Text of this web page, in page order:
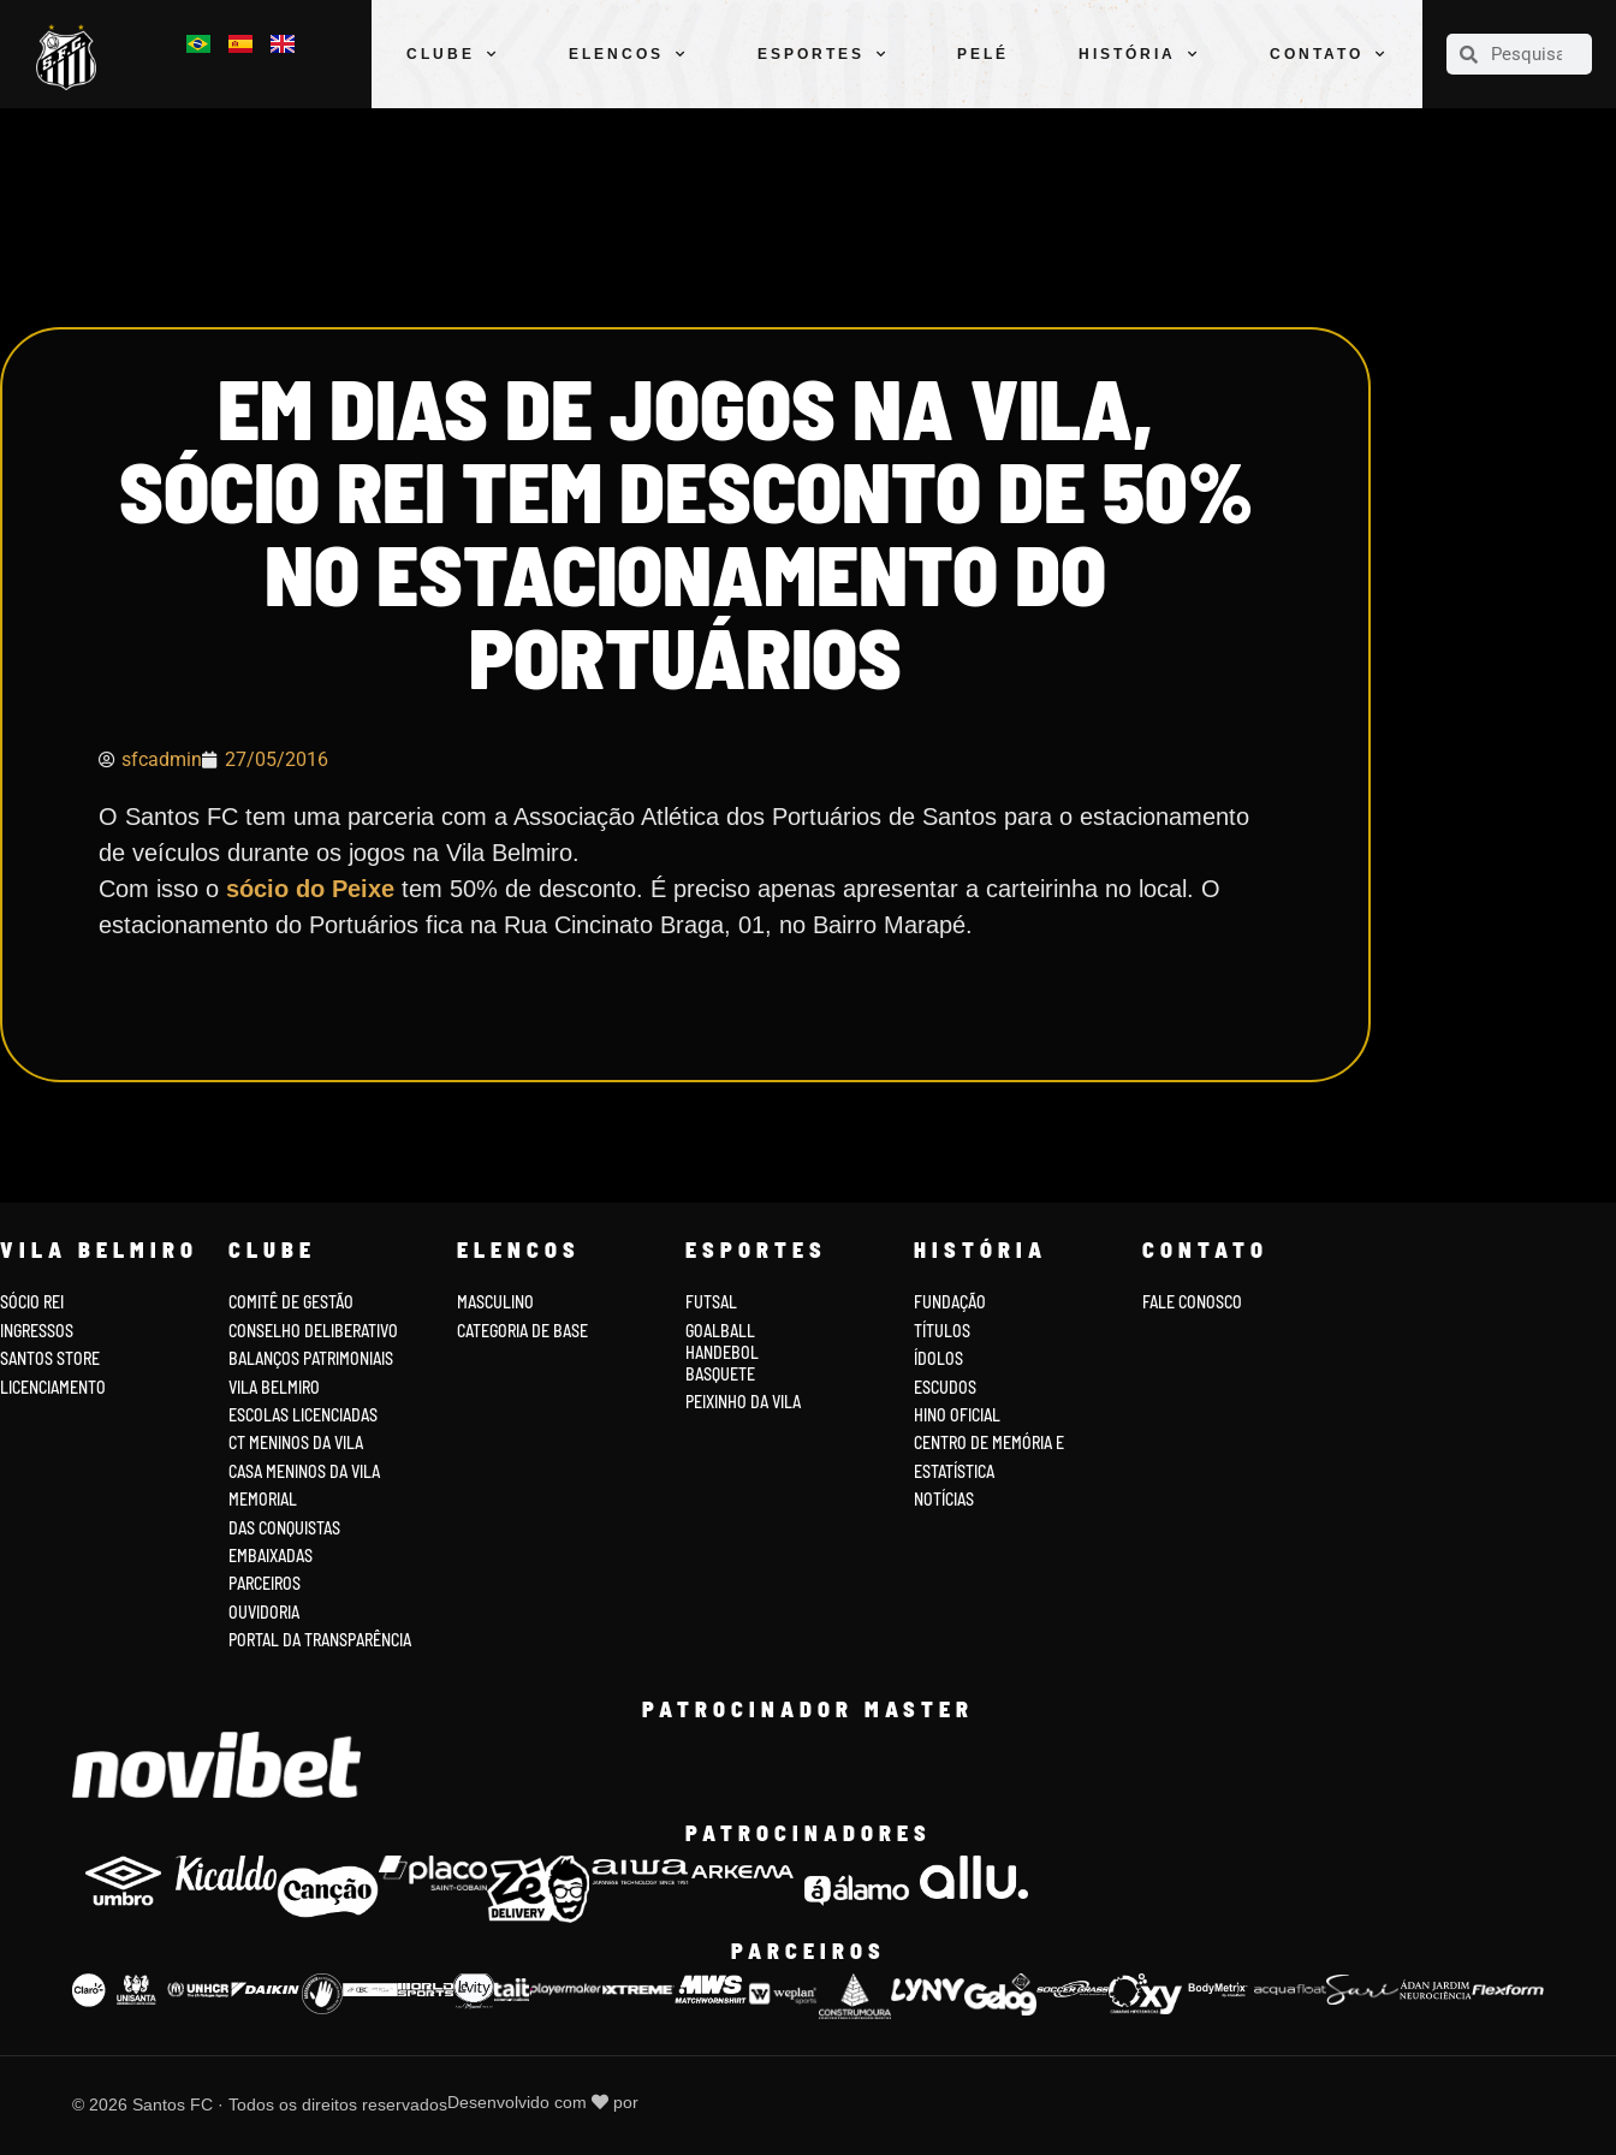
CLUBE ELENCOS ESPORTES PELÉ HISTÓRIA CONTATO
CLUBE
EM DIAS DE JOGOS NA VILA,
SÓCIO REI TEM DESCONTO DE 50%
NO ESTACIONAMENTO DO
PORTUÁRIOS
sfcadmin 27/05/2016
O Santos FC tem uma parceria com a Associação Atlética dos Portuários de Santos para o estacionamento
de veículos durante os jogos na Vila Belmiro.
Com isso o sócio do Peixe tem 50% de desconto. É preciso apenas apresentar a carteirinha no local. O
estacionamento do Portuários fica na Rua Cincinato Braga, 01, no Bairro Marapé.
VILA BELMIRO
SÓCIO REI
INGRESSOS
SANTOS STORE
LICENCIAMENTO
CLUBE
COMITÊ DE GESTÃO
CONSELHO DELIBERATIVO
BALANÇOS PATRIMONIAIS
VILA BELMIRO
ESCOLAS LICENCIADAS
CT MENINOS DA VILA
CASA MENINOS DA VILA
MEMORIAL
DAS CONQUISTAS
EMBAIXADAS
PARCEIROS
OUVIDORIA
PORTAL DA TRANSPARÊNCIA
ELENCOS
MASCULINO
CATEGORIA DE BASE
ESPORTES
FUTSAL
GOALBALL
HANDEBOL
BASQUETE
PEIXINHO DA VILA
HISTÓRIA
FUNDAÇÃO
TÍTULOS
ÍDOLOS
ESCUDOS
HINO OFICIAL
CENTRO DE MEMÓRIA E
ESTATÍSTICA
NOTÍCIAS
CONTATO
FALE CONOSCO
PATROCINADOR MASTER
PATROCINADORES
PARCEIROS
© 2026 Santos FC · Todos os direitos reservadosDesenvolvido com por